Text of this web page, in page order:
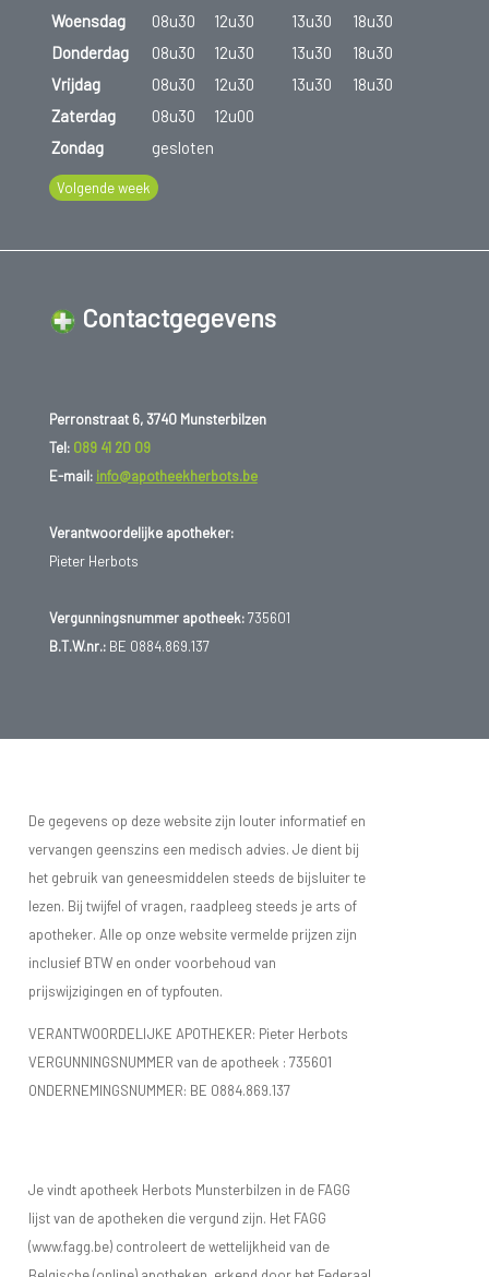
Woensdag
08u30 12u30 13u30
18u30
Donderdag
08u30 12u30 13u30
18u30
Vrijdag
08u30 12u30 13u30
18u30
Zaterdag
08u30
12u00
Zondag
gesloten
Volgende week
Contactgegevens
Perronstraat 6, 3740 Munsterbilzen
Tel: 089 41 20 09
E-mail: info@apotheekherbots.be
Verantwoordelijke apotheker:
Pieter Herbots
Vergunningsnummer apotheek:735601
B.T.W.nr.:BE 0884.869.137
De gegevens op deze website zijn louter informatief en
vervangen geenszins een medisch advies. Je dient bij
het gebruik van geneesmiddelen steeds de bijsluiter te
lezen. Bij twijfel of vragen, raadpleeg steeds je arts of
apotheker. Alle op onze website vermelde prijzen zijn
inclusief BTW en onder voorbehoud van
prijswijzigingen en of typfouten.
VERANTWOORDELIJKE APOTHEKER: Pieter Herbots
VERGUNNINGSNUMMER van de apotheek : 735601
ONDERNEMINGSNUMMER: BE 0884.869.137
Je vindt apotheek Herbots Munsterbilzen in de FAGG
lijst van de apotheken die vergund zijn. Het FAGG
(www.fagg.be) controleert de wettelijkheid van de